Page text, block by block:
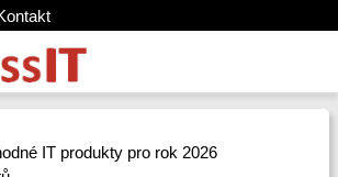
IT produkty pro rok 2026